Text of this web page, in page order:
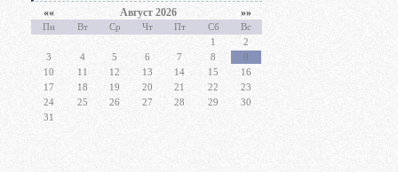
«« Август 2026 »»
Пн Вт Ср Чт Пт Сб
Вс
1
2
3
4 5 6 7 8
9
10
11 12 13 14 15
16
17
18 19 20 21 22
23
24
25 26 27 28 29
30
31